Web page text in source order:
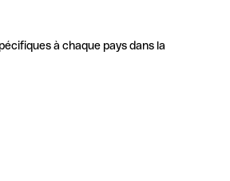
à chaque pays dans la